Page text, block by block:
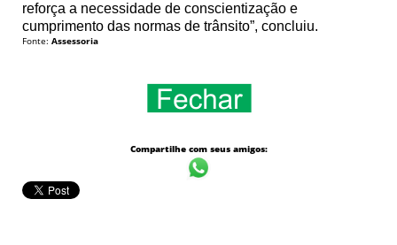
reforça a necessidade de conscientização e
cumprimento das normas de trânsito”, concluiu.
Fonte: Assessoria
Compartilhe com seus amigos: